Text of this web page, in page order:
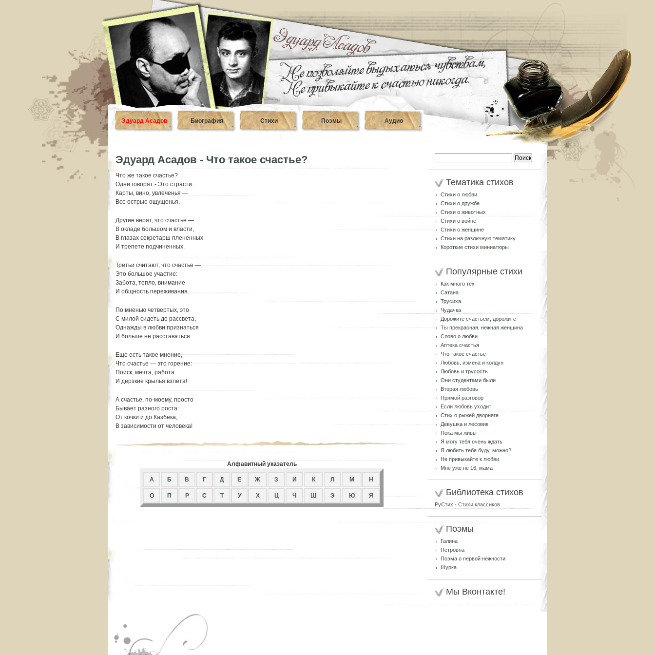
Эдуард Асадов Биография Стихи Поэмы Аудио
Эдуард Асадов - Что такое счастье?
Что же такое счастье?
Одни говорят:- Это страсти:
Карты, вино, увлеченья —
Все острые ощущенья.
Другие верят, что счастье —
В окладе большом и власти,
В глазах секретарш плененных
И трепете подчиненных.
Третьи считают, что счастье —
Это большое участие:
Забота, тепло, внимание
И общность переживания.
По мненью четвертых, это
С милой сидеть до рассвета,
Однажды в любви признаться
И больше не расставаться.
Еще есть такое мнение,
Что счастье — это горение:
Поиск, мечта, работа
И дерзкие крылья взлета!
А счастье, по-моему, просто
Бывает разного роста:
От кочки и до Казбека,
В зависимости от человека!
Алфавитный указатель
A Б В Г Д Е Ж З И К Л М Н
О П Р С Т У Х Ц Ч Ш Э Ю Я
Тематика стихов
Стихи о любви
Стихи о дружбе
Стихи о животных
Стихи о войне
Стихи о женщине
Стихи на различную тематику
Короткие стихи миниатюры
Популярные стихи
Как много тех
Сатана
Трусиха
Чудачка
Дорожите счастьем, дорожите
Ты прекрасная, нежная женщина
Слово о любви
Аптека счастья
Что такое счастье
Любовь, измена и колдун
Любовь и трусость
Они студентами были
Вторая любовь
Прямой разговор
Если любовь уходит
Стих о рыжей дворняге
Девушка и лесовик
Пока мы живы
Я могу тебя очень ждать
Я любить тебя буду, можно?
Не привыкайте к любви
Мне уже не 16, мама
Библиотека стихов
РуСтих - Стихи классиков
Поэмы
Галина
Петровна
Поэма о первой нежности
Шурка
Мы Вконтакте!